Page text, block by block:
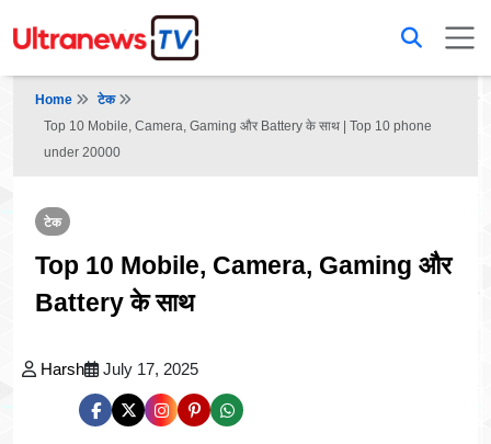
Home
टेक
Top 10 Mobile, Camera, Gaming और Battery के साथ | Top 10 phone
under 20000
टेक
Top 10 Mobile, Camera, Gaming और
Battery के साथ
Harsh July 17, 2025